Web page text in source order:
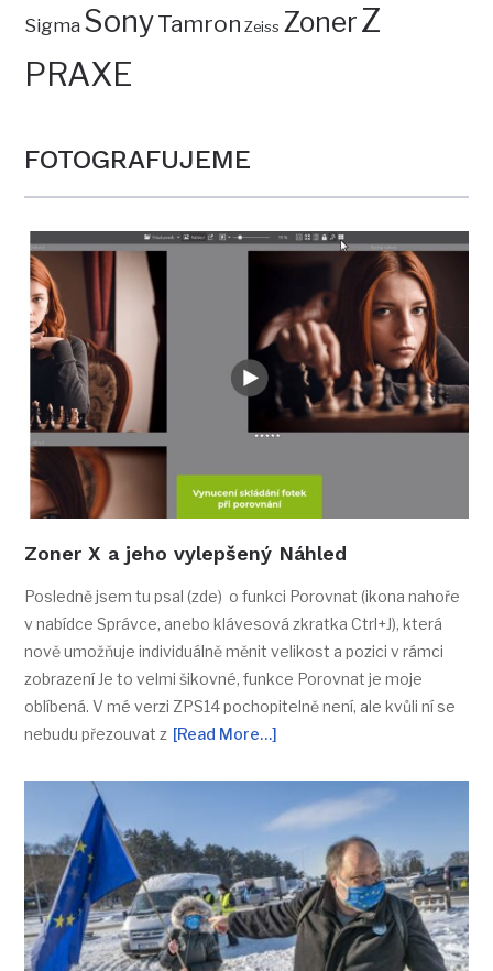
Sigma SonyTamron Zeiss ZonerZ
PRAXE
FOTOGRAFUJEME
Zoner X a jeho vylepšený Náhled
Posledně jsem tu psal (zde) o funkci Porovnat (ikona nahoře
v nabídce Správce, anebo klávesová zkratka Ctrl+J), která
nově umožňuje individuálně měnit velikost a pozici v rámci
zobrazení Je to velmi šikovné, funkce Porovnat je moje
oblíbená. V mé verzi ZPS14 pochopitelně není, ale kvůli ní se
nebudu přezouvat z [Read More…]